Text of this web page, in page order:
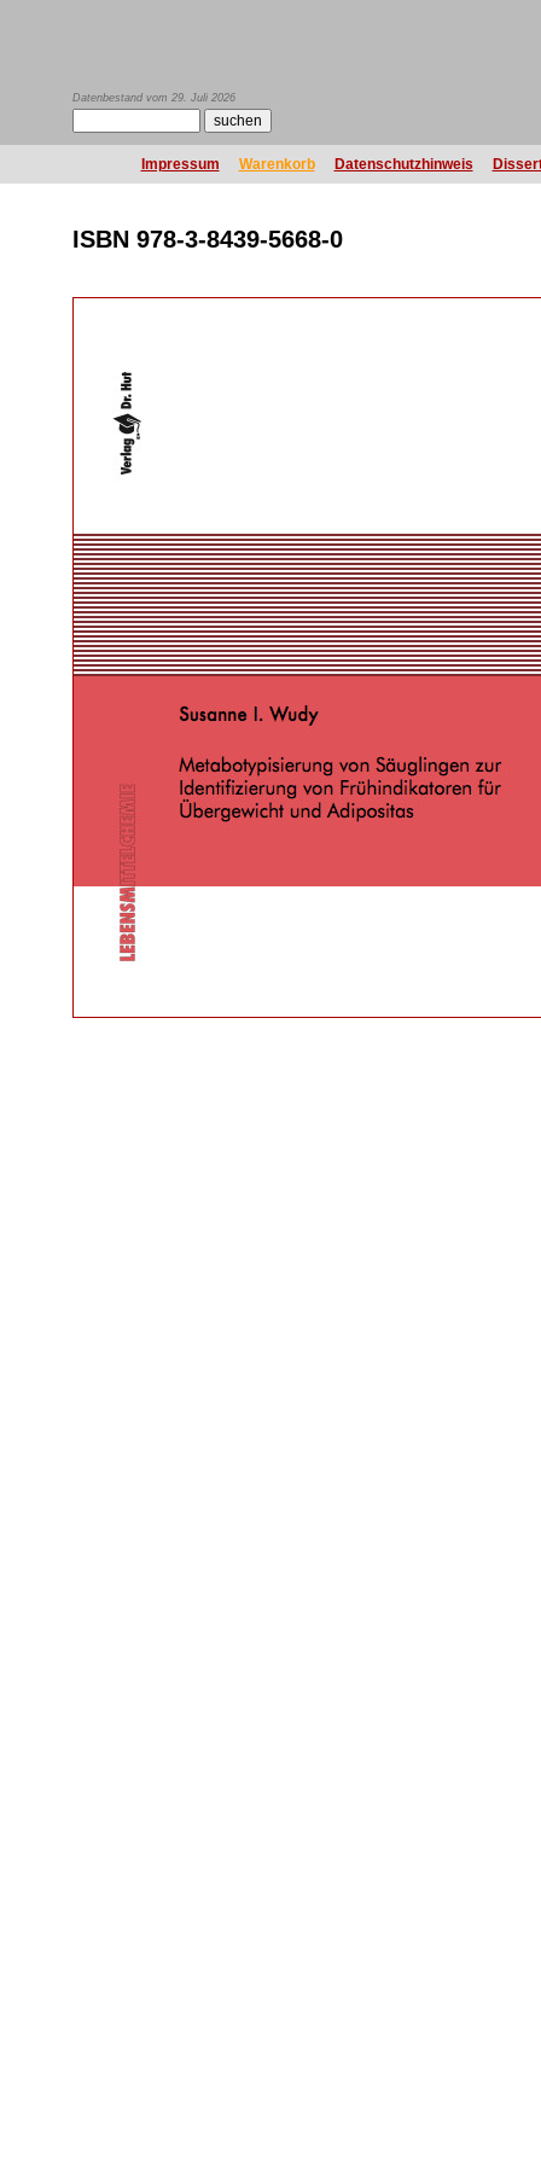
Datenbestand vom 29. Juli 2026
Impressum Warenkorb Datenschutzhinweis
ISBN 978-3-8439-5668-0